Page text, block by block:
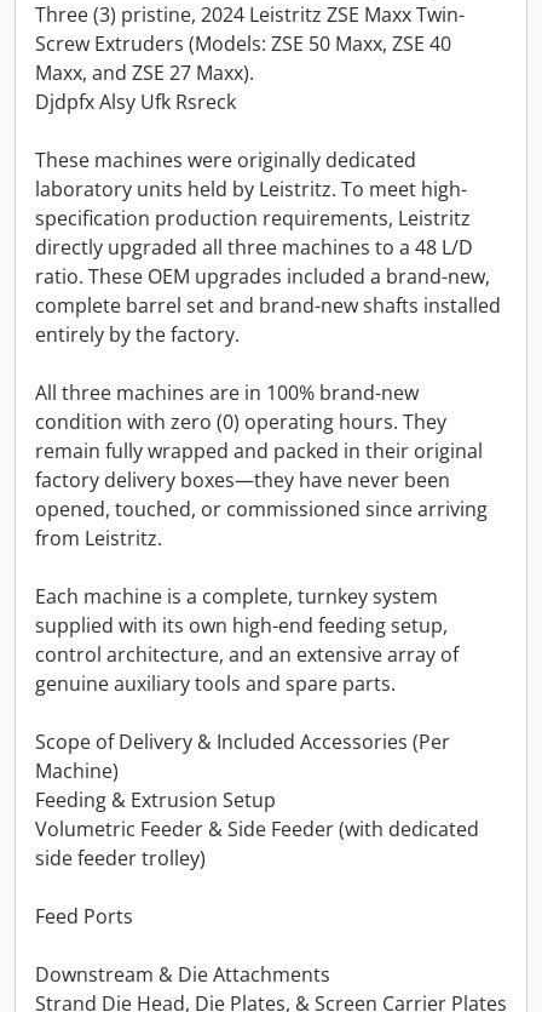
Three (3) pristine, 2024 Leistritz ZSE Maxx Twin-
Screw Extruders (Models: ZSE 50 Maxx, ZSE 40
Maxx, and ZSE 27 Maxx).
Djdpfx Alsy Ufk Rsreck
These machines were originally dedicated
laboratory units held by Leistritz. To meet high-
specification production requirements, Leistritz
directly upgraded all three machines to a 48 L/D
ratio. These OEM upgrades included a brand-new,
complete barrel set and brand-new shafts installed
entirely by the factory.
All three machines are in 100% brand-new
condition with zero (0) operating hours. They
remain fully wrapped and packed in their original
factory delivery boxes—they have never been
opened, touched, or commissioned since arriving
from Leistritz.
Each machine is a complete, turnkey system
supplied with its own high-end feeding setup,
control architecture, and an extensive array of
genuine auxiliary tools and spare parts.
Scope of Delivery & Included Accessories (Per
Machine)
Feeding & Extrusion Setup
Volumetric Feeder & Side Feeder (with dedicated
side feeder trolley)
Feed Ports
Downstream & Die Attachments
Strand Die Head, Die Plates, & Screen Carrier Plates